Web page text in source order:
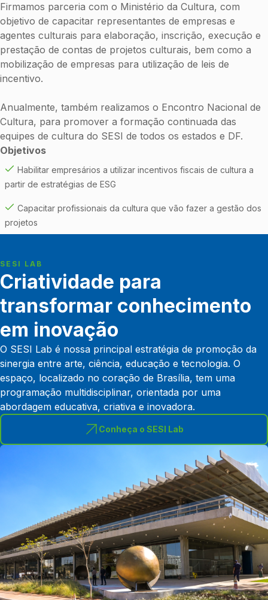
Firmamos parceria com o Ministério da Cultura, com
objetivo de capacitar representantes de empresas e
agentes culturais para elaboração, inscrição, execução e
prestação de contas de projetos culturais, bem como a
mobilização de empresas para utilização de leis de
incentivo.
Anualmente, também realizamos o Encontro Nacional de
Cultura, para promover a formação continuada das
equipes de cultura do SESI de todos os estados e DF.
Objetivos
Habilitar empresários a utilizar incentivos fiscais de cultura a
partir de estratégias de ESG
Capacitar profissionais da cultura que vão fazer a gestão dos
projetos
SESI LAB
Criatividade para
transformar conhecimento
em inovação
O SESI Lab é nossa principal estratégia de promoção da
sinergia entre arte, ciência, educação e tecnologia. O
espaço, localizado no coração de Brasília, tem uma
programação multidisciplinar, orientada por uma
abordagem educativa, criativa e inovadora.
Conheça o SESI Lab